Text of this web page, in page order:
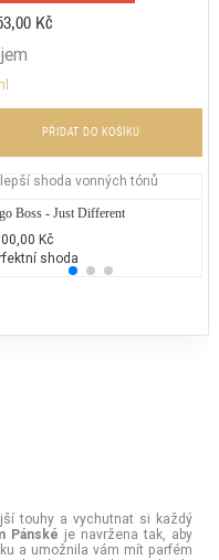
Miss Dior (2017)
Kč
vonných tónů
Kč
PŘIDAT DO KOŠÍKU
shoda vonných tónů
Boss - Just Different
Kč
shoda
touhy a vychutnat si každý
Pánské je navržena tak, aby
a umožnila vám mít parfém